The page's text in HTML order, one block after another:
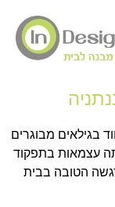
בגילאים מבוגרים
עצמאות בתפקוד
הטובה בבית